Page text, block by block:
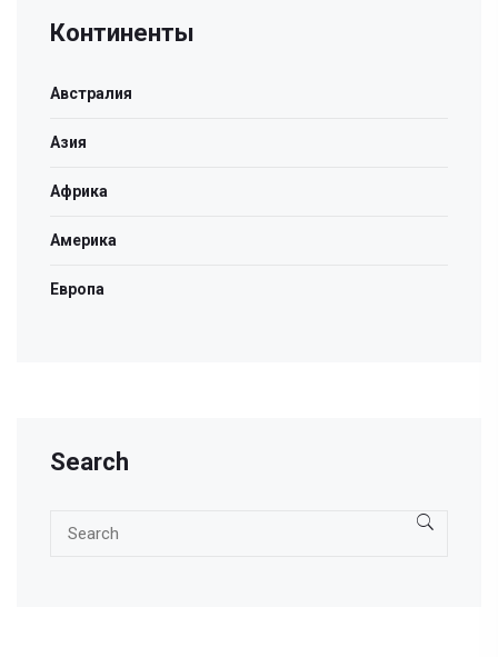
Континенты
Австралия
Азия
Африка
Америка
Европа
Search